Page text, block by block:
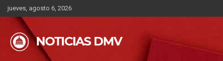
Saltar
al
contenido
jueves, agosto 6, 2026